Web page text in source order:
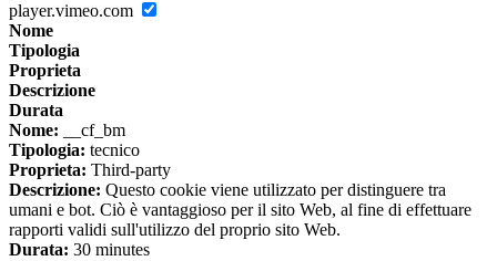
player.vimeo.com
Nome
Tipologia
Proprieta
Descrizione
Durata
Nome: __cf_bm
Tipologia: tecnico
Proprieta: Third-party
Descrizione: Questo cookie viene utilizzato per distinguere tra
umani e bot. Ciò è vantaggioso per il sito Web, al fine di effettuare
rapporti validi sull'utilizzo del proprio sito Web.
Durata: 30 minutes